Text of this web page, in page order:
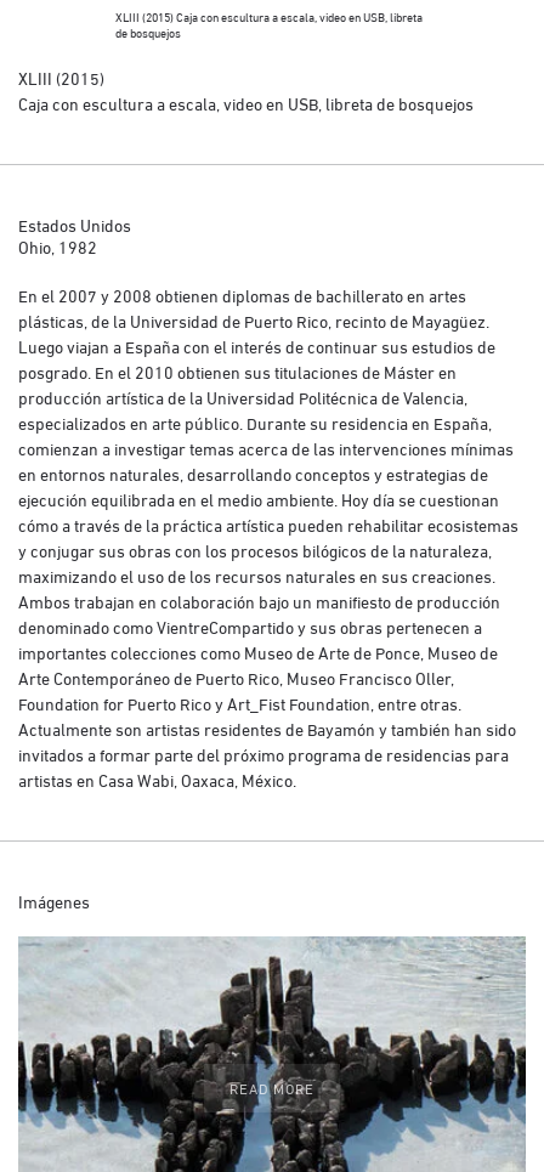
XLIII (2015) Caja con escultura a escala, video en USB, libreta
de bosquejos
XLIII (2015)
Caja con escultura a escala, video en USB, libreta de bosquejos
Estados Unidos
Ohio, 1982
En el 2007 y 2008 obtienen diplomas de bachillerato en artes
plásticas, de la Universidad de Puerto Rico, recinto de Mayagüez.
Luego viajan a España con el interés de continuar sus estudios de
posgrado. En el 2010 obtienen sus titulaciones de Máster en
producción artística de la Universidad Politécnica de Valencia,
especializados en arte público. Durante su residencia en España,
comienzan a investigar temas acerca de las intervenciones mínimas
en entornos naturales, desarrollando conceptos y estrategias de
ejecución equilibrada en el medio ambiente. Hoy día se cuestionan
cómo a través de la práctica artística pueden rehabilitar ecosistemas
y conjugar sus obras con los procesos bilógicos de la naturaleza,
maximizando el uso de los recursos naturales en sus creaciones.
Ambos trabajan en colaboración bajo un manifiesto de producción
denominado como VientreCompartido y sus obras pertenecen a
importantes colecciones como Museo de Arte de Ponce, Museo de
Arte Contemporáneo de Puerto Rico, Museo Francisco Oller,
Foundation for Puerto Rico y Art_Fist Foundation, entre otras.
Actualmente son artistas residentes de Bayamón y también han sido
invitados a formar parte del próximo programa de residencias para
artistas en Casa Wabi, Oaxaca, México.
Imágenes
READ MORE